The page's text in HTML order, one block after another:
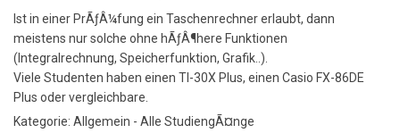
Ist in einer PrÃƒÂ¼fung ein Taschenrechner erlaubt, dann
meistens nur solche ohne hÃƒÂ¶here Funktionen
(Integralrechnung, Speicherfunktion, Grafik..).
Viele Studenten haben einen TI-30X Plus, einen Casio FX-86DE
Plus oder vergleichbare.
Kategorie: Allgemein - Alle StudiengÃ¤nge